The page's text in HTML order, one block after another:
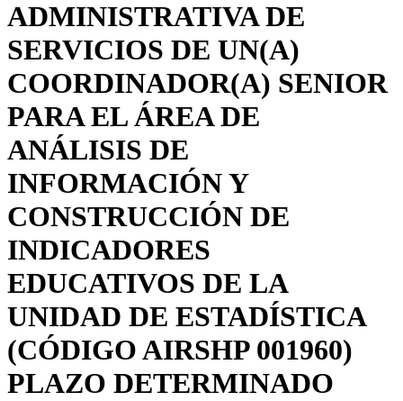
ADMINISTRATIVA DE
SERVICIOS DE UN(A)
COORDINADOR(A) SENIOR
PARA EL ÁREA DE
ANÁLISIS DE
INFORMACIÓN Y
CONSTRUCCIÓN DE
INDICADORES
EDUCATIVOS DE LA
UNIDAD DE ESTADÍSTICA
(CÓDIGO AIRSHP 001960)
PLAZO DETERMINADO